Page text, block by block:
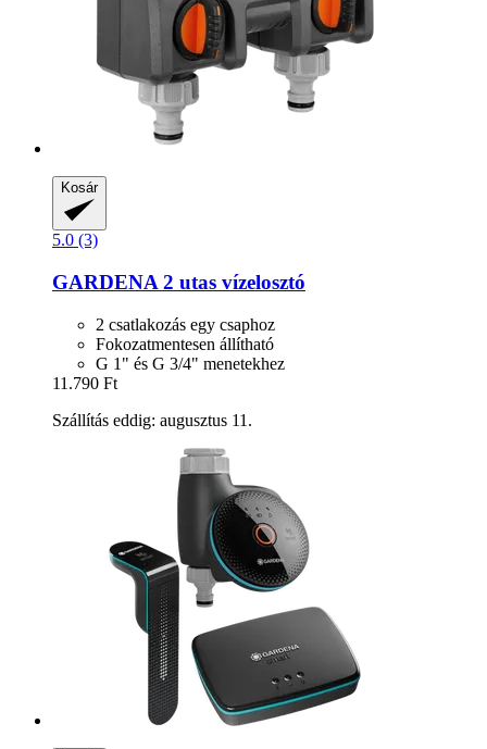
Kosár
5.0 (3)
GARDENA 2 utas vízelosztó
2 csatlakozás egy csaphoz
Fokozatmentesen állítható
G 1" és G 3/4" menetekhez
11.790 Ft
Szállítás eddig: augusztus 11.